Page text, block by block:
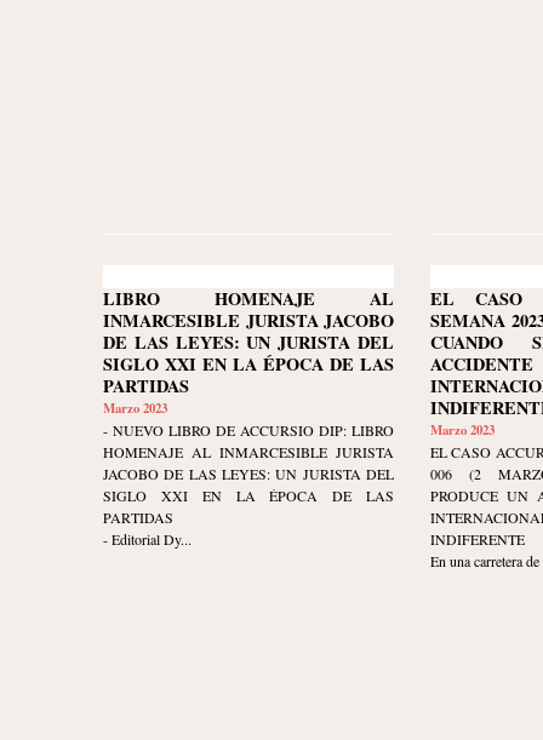
LIBRO HOMENAJE AL
INMARCESIBLE JURISTA JACOBO
DE LAS LEYES: UN JURISTA DEL
SIGLO XXI EN LA ÉPOCA DE LAS
PARTIDAS
Marzo 2023
- NUEVO LIBRO DE ACCURSIO DIP: LIBRO
HOMENAJE AL INMARCESIBLE JURISTA
JACOBO DE LAS LEYES: UN JURISTA DEL
SIGLO XXI EN LA ÉPOCA DE LAS
PARTIDAS
- Editorial Dy...
EL CASO
SEMANA
CUANDO
Marzo 2023
EL CASO
006 (2
PRODUCE UN
INDIFERENTE
En una carretera